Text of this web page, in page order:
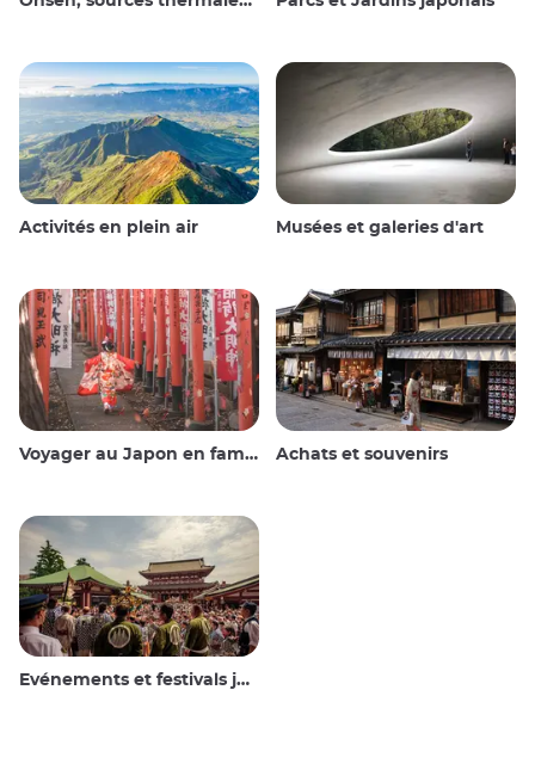
Activités en plein air Musées et galeries d'art
Voyager au Japon en famille Achats et souvenirs
Evénements et festivals japonais